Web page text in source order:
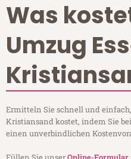
Was
Umzug
Ermitteln Sie schnell und
Kristiansand kostet, indem Sie
einen unverbindlichen